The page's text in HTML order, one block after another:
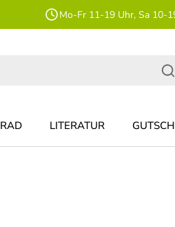
Mo-Fr 11-19 Uhr, Sa 10-
RAD LITERATUR